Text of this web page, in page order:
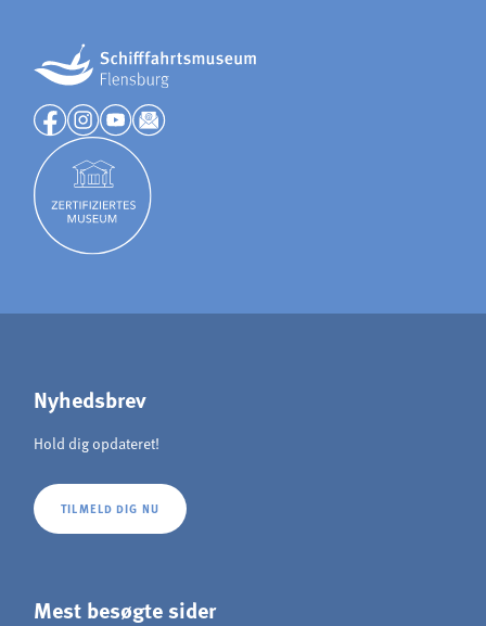
Nyhedsbrev
Hold dig opdateret!
TILMELD DIG NU
Mest besøgte sider
Provider:
Matomo